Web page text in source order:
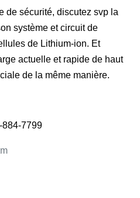
de sécurité, discutez svp la
système et circuit de
de Lithium-ion. Et
actuelle et rapide de haut
de la même manière.
884-7799